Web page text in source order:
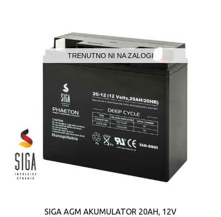
TRENUTNO NI NA ZALOGI
SIGA AGM AKUMULATOR 20AH, 12V